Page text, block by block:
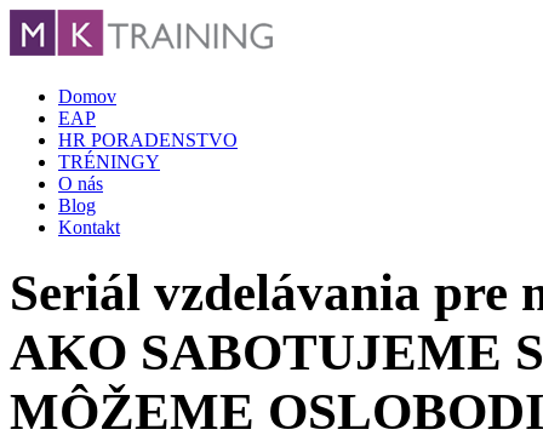
Domov
EAP
HR PORADENSTVO
TRÉNINGY
O nás
Blog
Kontakt
Seriál vzdelávania pre
AKO SABOTUJEME
MÔŽEME